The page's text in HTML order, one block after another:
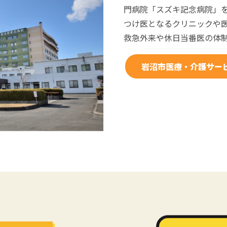
門病院「スズキ記念病院」
つけ医となるクリニックや
救急外来や休日当番医の体
岩沼市医療・介護サー